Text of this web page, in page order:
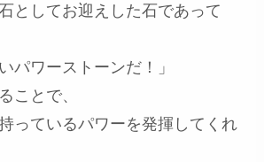
としてお迎えした石であって
パワーストーンだ！」
ことで、
っているパワーを発揮してくれ